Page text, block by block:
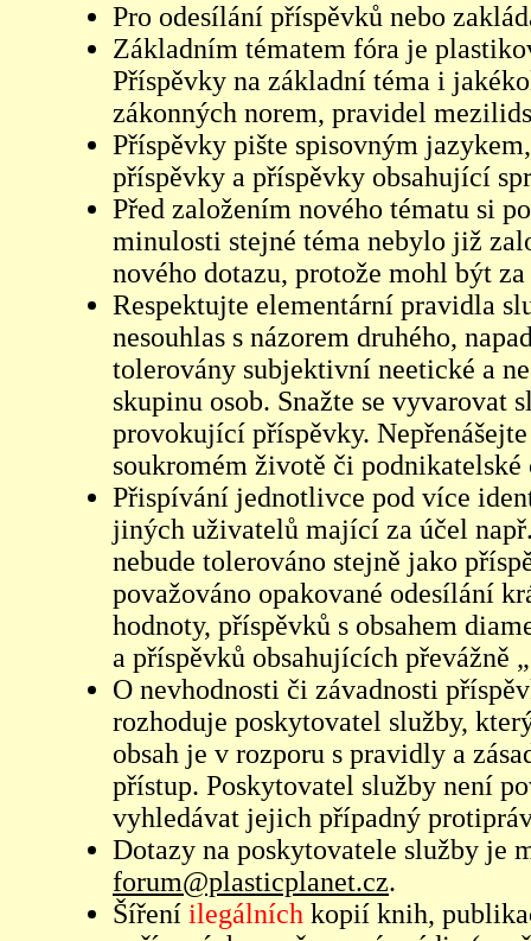
Pro odesílání příspěvků nebo
Základním tématem fóra je
Příspěvky na základní téma i
zákonných norem, pravidel
Příspěvky pište spisovným
příspěvky a příspěvky obsahující
Před založením nového tématu si
minulosti stejné téma nebylo již
nového dotazu, protože mohl být
Respektujte elementární pravidla
nesouhlas s názorem druhého,
tolerovány subjektivní neetické a
skupinu osob. Snažte se vyvarovat
provokující příspěvky.
soukromém životě či podnikatelské
Přispívání jednotlivce pod více
jiných uživatelů mající za účel
nebude tolerováno stejně jako
považováno opakované odesílání
hodnoty, příspěvků s obsahem
a příspěvků obsahujících převážně
O nevhodnosti či závadnosti
rozhoduje poskytovatel služby,
obsah je v rozporu s pravidly a
přístup. Poskytovatel služby není
vyhledávat jejich případný
Dotazy na poskytovatele služby je
forum@plasticplanet.cz.
Šíření ilegálních kopií knih,